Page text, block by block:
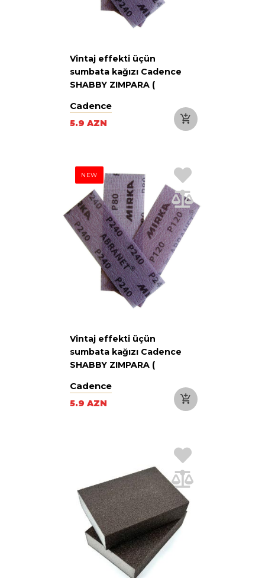
Vintaj effekti üçün
sumbata kağızı Cadence
SHABBY ZIMPARA (
Cadence
5.9 AZN
NEW
Vintaj effekti üçün
sumbata kağızı Cadence
SHABBY ZIMPARA (
Cadence
5.9 AZN